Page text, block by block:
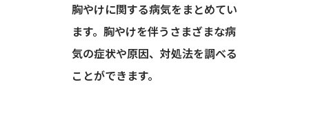
胸やけに関する病気をまとめてい
ます。胸やけを伴うさまざまな病
気の症状や原因、対処法を調べる
ことができます。